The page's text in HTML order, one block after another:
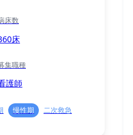
床数
床
集職種
護師
慢性期
二次救急